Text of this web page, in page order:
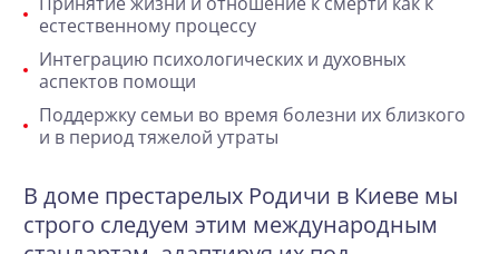
естественному процессу
Интеграцию психологических и духовных
аспектов помощи
Поддержку семьи во время болезни их близкого
и в период тяжелой утраты
В доме престарелых Родичи в Киеве мы
строго следуем этим международным